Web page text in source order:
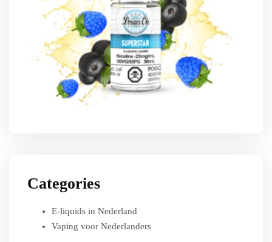
Categories
E-liquids in Nederland
Vaping voor Nederlanders